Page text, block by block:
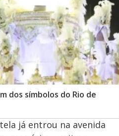
dos símbolos do Rio de
já entrou na avenida